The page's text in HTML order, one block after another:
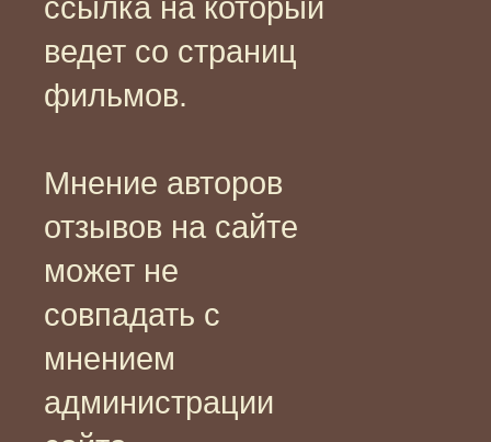
ссылка на который
ведет со страниц
фильмов.
Мнение авторов
отзывов на сайте
может не
совпадать с
мнением
администрации